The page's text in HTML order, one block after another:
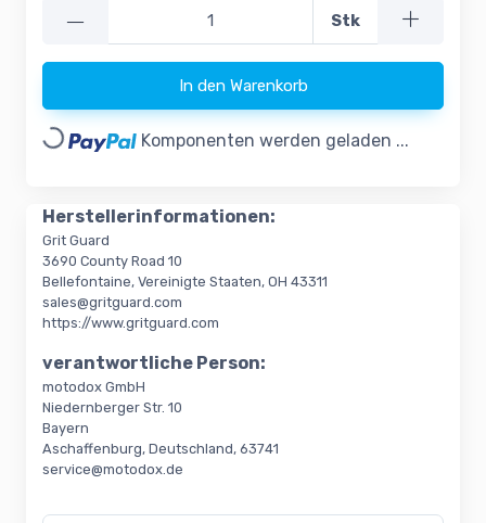
— Stk
In den Warenkorb
Loading... Komponenten werden geladen ...
Herstellerinformationen:
Grit Guard
3690 County Road 10
Bellefontaine, Vereinigte Staaten, OH 43311
sales@gritguard.com
https://www.gritguard.com
verantwortliche Person:
motodox GmbH
Niedernberger Str. 10
Bayern
Aschaffenburg, Deutschland, 63741
service@motodox.de